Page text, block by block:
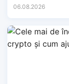
06.08.2026